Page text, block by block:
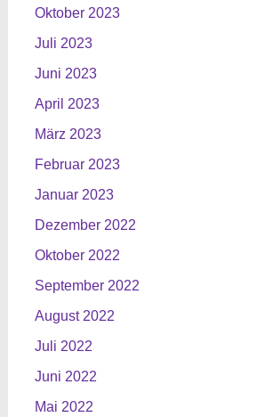
Oktober 2023
Juli 2023
Juni 2023
April 2023
März 2023
Februar 2023
Januar 2023
Dezember 2022
Oktober 2022
September 2022
August 2022
Juli 2022
Juni 2022
Mai 2022